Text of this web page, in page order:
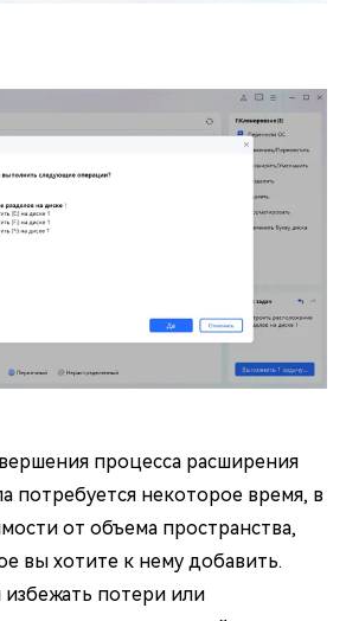
процесса расширения
потребуется некоторое время, в
от объема пространства,
вы хотите к нему добавить.
потери или